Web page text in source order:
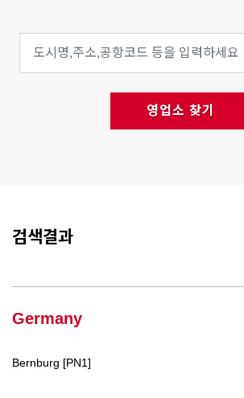
영업소 찾기
검색결과
Germany
Bernburg [PN1]